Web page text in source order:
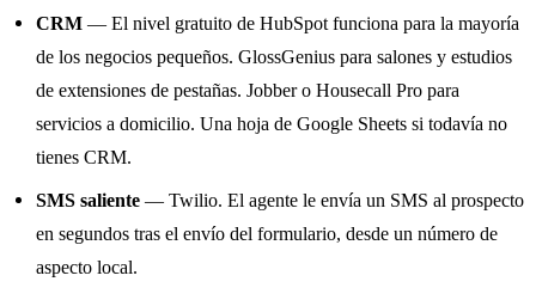
CRM — El nivel gratuito de HubSpot funciona para la mayoría
de los negocios pequeños. GlossGenius para salones y estudios
de extensiones de pestañas. Jobber o Housecall Pro para
servicios a domicilio. Una hoja de Google Sheets si todavía no
tienes CRM.
SMS saliente — Twilio. El agente le envía un SMS al prospecto
en segundos tras el envío del formulario, desde un número de
aspecto local.